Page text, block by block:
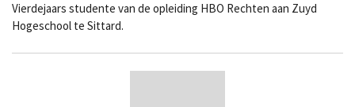
Vierdejaars studente van de opleiding HBO Rechten aan Zuyd
Hogeschool te Sittard.